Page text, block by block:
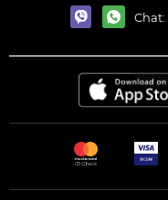
Chat: